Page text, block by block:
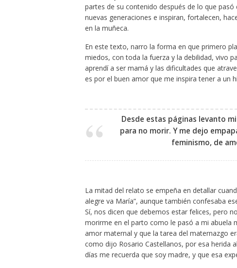
partes de su contenido después de lo que
nuevas generaciones e inspiran, fortalecen,
en la muñeca.
En este texto, narro la forma en que primero
miedos, con toda la fuerza y la debilidad, vivo
aprendí a ser mamá y las dificultades que
es por el buen amor que me inspira tener a un
Desde estas páginas levanto
para no morir. Y me dejo
feminismo, de
La mitad del relato se empeña en detallar
alegre va María”, aunque también confesaba
Sí, nos dicen que debemos estar felices, pero
morirme en el parto como le pasó a mi abuela
amor maternal y que la tarea del maternazgo
como dijo Rosario Castellanos, por esa herida
días me recuerda que soy madre, y que esa